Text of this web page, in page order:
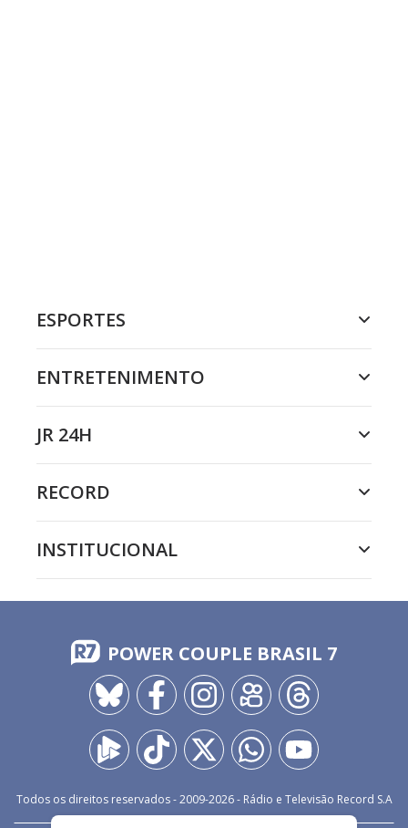
ESPORTES
ENTRETENIMENTO
JR 24H
RECORD
INSTITUCIONAL
POWER COUPLE BRASIL 7
Todos os direitos reservados - 2009-2026- Rádio e Televisão Record S.A